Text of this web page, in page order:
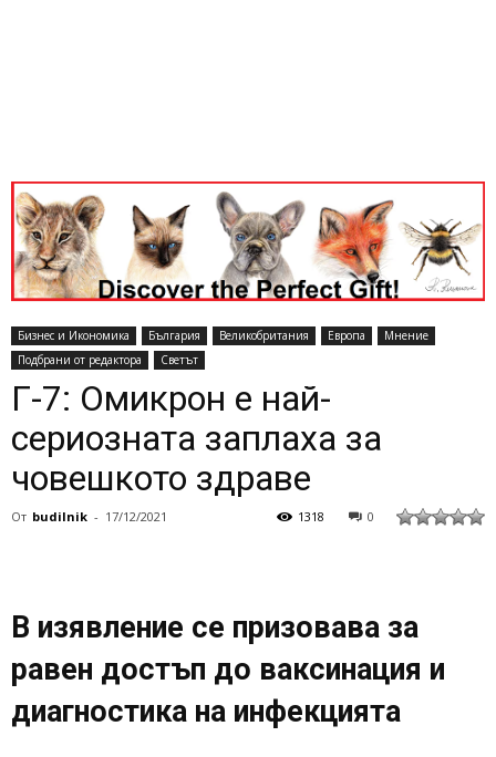
Бизнес и Икономика България Великобритания Европа
Мнение
Подбрани от редактора
Светът
Г-7: Омикрон е най-
сериозната заплаха за
човешкото здраве
От budilnik - 17/12/2021 0
1318
В изявление се призовава за
равен достъп до ваксинация и
диагностика на инфекцията